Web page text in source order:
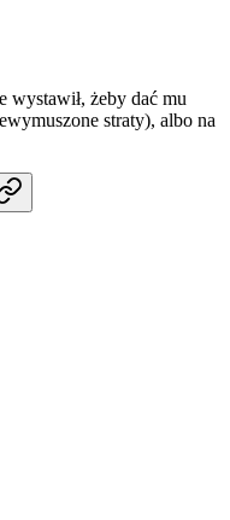
wystawił, żeby dać mu
straty), albo na